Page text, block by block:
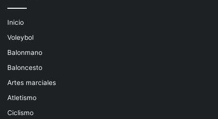
Inicio
Voleybol
Balonmano
Baloncesto
Artes marciales
Atletismo
Ciclismo